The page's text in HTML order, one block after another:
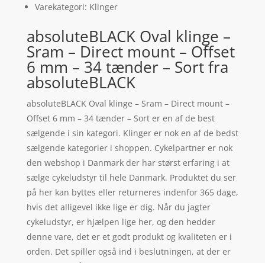
Varekategori: Klinger
absoluteBLACK Oval klinge –
Sram – Direct mount – Offset
6 mm – 34 tænder – Sort fra
absoluteBLACK
absoluteBLACK Oval klinge – Sram – Direct mount –
Offset 6 mm – 34 tænder – Sort er en af de best
sælgende i sin kategori. Klinger er nok en af de bedst
sælgende kategorier i shoppen. Cykelpartner er nok
den webshop i Danmark der har størst erfaring i at
sælge cykeludstyr til hele Danmark. Produktet du ser
på her kan byttes eller returneres indenfor 365 dage,
hvis det alligevel ikke lige er dig. Når du jagter
cykeludstyr, er hjælpen lige her, og den hedder
denne vare, det er et godt produkt og kvaliteten er i
orden. Det spiller også ind i beslutningen, at der er